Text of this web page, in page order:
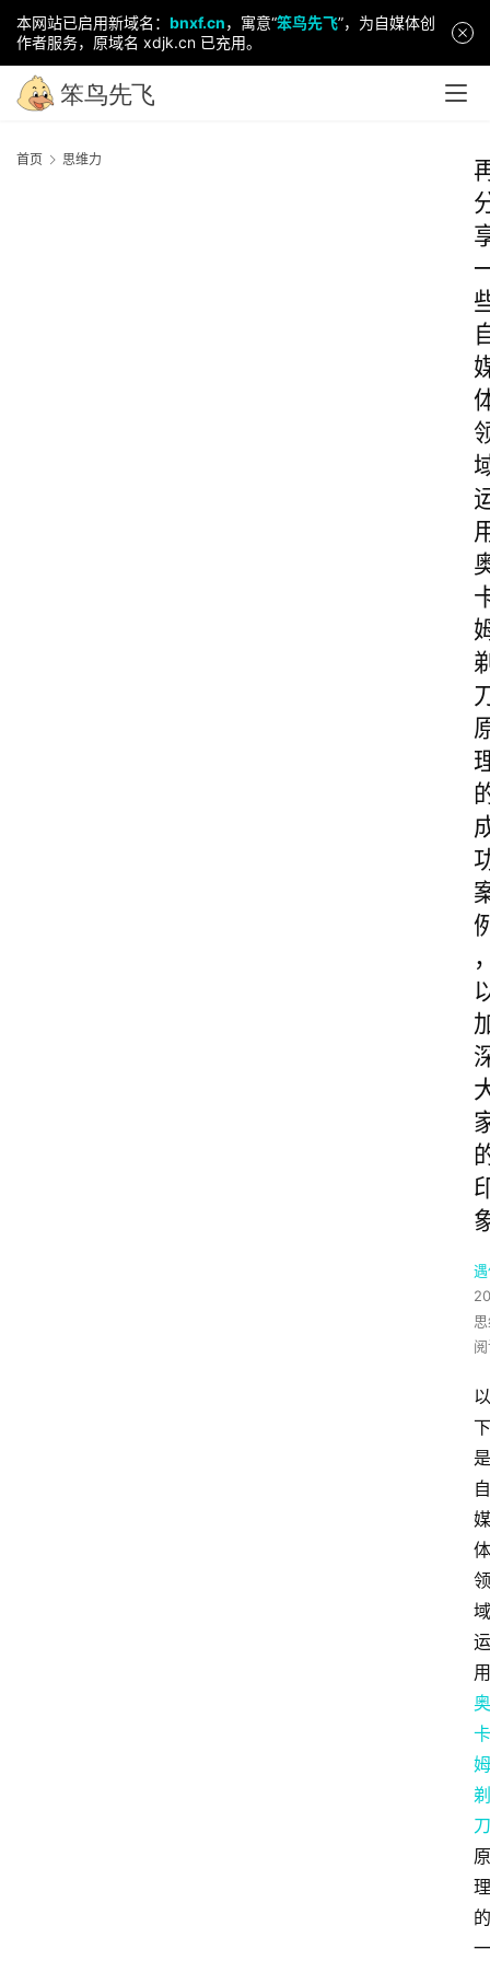
本网站已启用新域名： bnxf.cn，寓意“笨鸟先飞”，为自媒体创
作者服务，原域名 xdjk.cn 已充用。
首页 思维力
以
下
是
自
媒
体
领
域
运
用
奥
卡
姆
剃
刀
原
理
的
一